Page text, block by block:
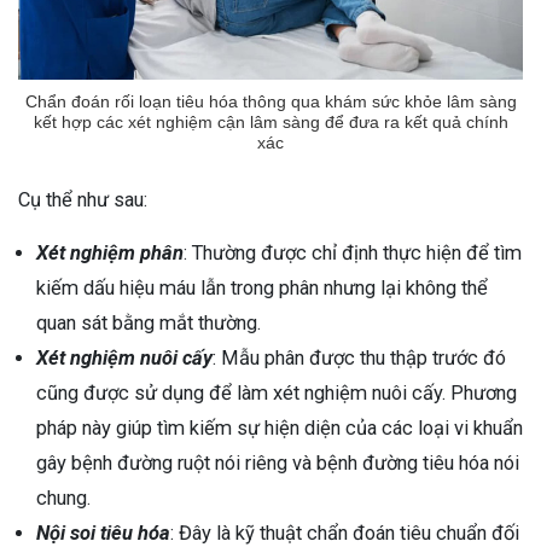
Chẩn đoán rối loạn tiêu hóa thông qua khám sức khỏe lâm sàng
kết hợp các xét nghiệm cận lâm sàng để đưa ra kết quả chính
xác
Cụ thể như sau:
Xét nghiệm phân: Thường được chỉ định thực hiện để tìm
kiếm dấu hiệu máu lẫn trong phân nhưng lại không thể
quan sát bằng mắt thường.
Xét nghiệm nuôi cấy: Mẫu phân được thu thập trước đó
cũng được sử dụng để làm xét nghiệm nuôi cấy. Phương
pháp này giúp tìm kiếm sự hiện diện của các loại vi khuẩn
gây bệnh đường ruột nói riêng và bệnh đường tiêu hóa nói
chung.
Nội soi tiêu hóa: Đây là kỹ thuật chẩn đoán tiêu chuẩn đối